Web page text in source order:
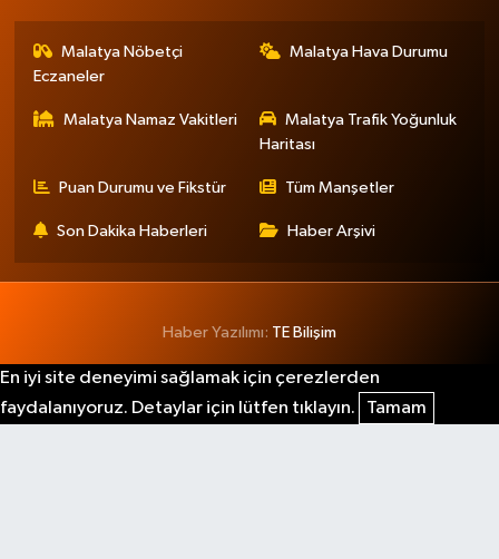
Malatya Nöbetçi
Eczaneler
Malatya Hava Durumu
Malatya Namaz Vakitleri
Malatya Trafik Yoğunluk
Haritası
Puan Durumu ve Fikstür Tüm Manşetler
Son Dakika Haberleri Haber Arşivi
Haber Yazılımı: TE Bilişim
En iyi site deneyimi sağlamak için çerezlerden
faydalanıyoruz. Detaylar için lütfen tıklayın.
Tamam